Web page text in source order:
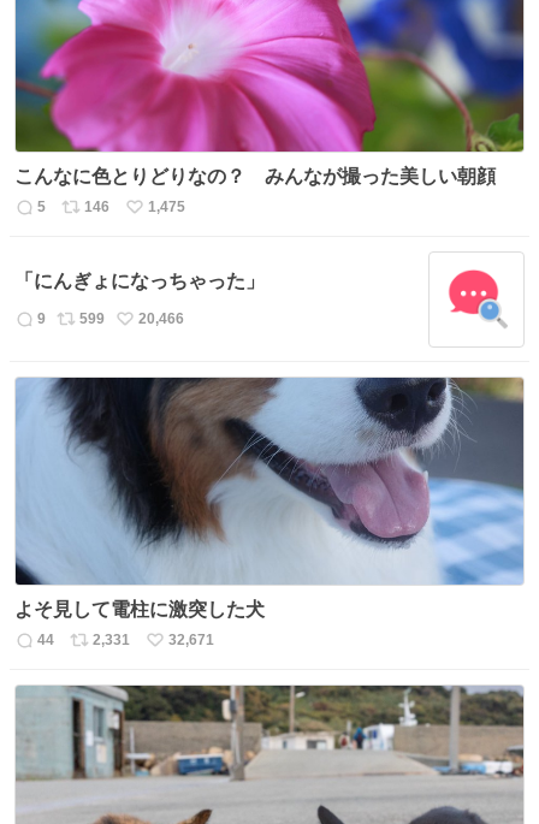
こんなに色とりどりなの？ みんなが撮った美しい朝顔
返
数
5
リ
ス
ト
数
146
い
ね
数
1,475
「にんぎょになっちゃった」
返
数
9
リ
ス
ト
数
599
い
ね
20,466
よそ見して電柱に激突した犬
返
数
44
リ
ス
ト
数
2,331
い
ね
数
32,671